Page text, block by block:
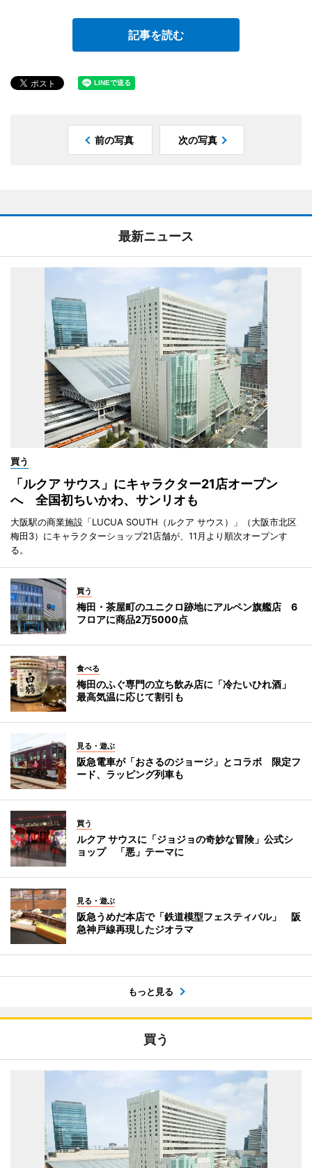
記事を読む
前の写真 次の写真
最新ニュース
買う
「ルクア サウス」にキャラクター21店オープン
へ 全国初ちいかわ、サンリオも
大阪駅の商業施設「LUCUA SOUTH（ルクア サウス）」（大阪市北区
梅田3）にキャラクターショップ21店舗が、11月より順次オープンす
る。
買う
梅田・茶屋町のユニクロ跡地にアルペン旗艦店 6
フロアに商品2万5000点
食べる
梅田のふぐ専門の立ち飲み店に「冷たいひれ酒」
最高気温に応じて割引も
見る・遊ぶ
阪急電車が「おさるのジョージ」とコラボ 限定フ
ード、ラッピング列車も
買う
ルクア サウスに「ジョジョの奇妙な冒険」公式シ
ョップ 「悪」テーマに
見る・遊ぶ
阪急うめだ本店で「鉄道模型フェスティバル」 阪
急神戸線再現したジオラマ
もっと見る
買う